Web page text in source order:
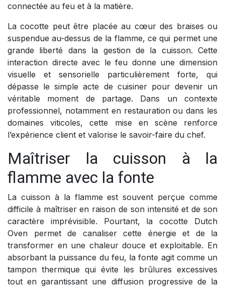
connectée au feu et à la matière.
La cocotte peut être placée au cœur des braises ou
suspendue au-dessus de la flamme, ce qui permet une
grande liberté dans la gestion de la cuisson. Cette
interaction directe avec le feu donne une dimension
visuelle et sensorielle particulièrement forte, qui
dépasse le simple acte de cuisiner pour devenir un
véritable moment de partage. Dans un contexte
professionnel, notamment en restauration ou dans les
domaines viticoles, cette mise en scène renforce
l’expérience client et valorise le savoir-faire du chef.
Maîtriser la cuisson à la
flamme avec la fonte
La cuisson à la flamme est souvent perçue comme
difficile à maîtriser en raison de son intensité et de son
caractère imprévisible. Pourtant, la cocotte Dutch
Oven permet de canaliser cette énergie et de la
transformer en une chaleur douce et exploitable. En
absorbant la puissance du feu, la fonte agit comme un
tampon thermique qui évite les brûlures excessives
tout en garantissant une diffusion progressive de la